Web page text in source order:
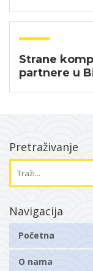
Strane
partnere u
Pretraživanje
Navigacija
Početna
O nama